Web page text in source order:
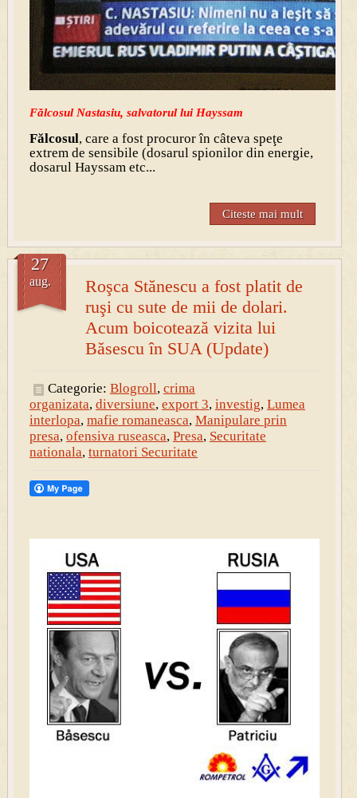
Fălcosul Nastasiu, salvatorul lui Hayssam
Fălcosul, care a fost procuror în câteva speţe
extrem de sensibile (dosarul spionilor din energie,
dosarul Hayssam etc...
Citeste mai mult
Roşca Stănescu a fost platit de
ruşi cu sute de mii de dolari.
Acum boicotează vizita lui
Băsescu în SUA (Update)
27
aug.
Categorie: Blogroll, crima
organizata, diversiune, export 3, investig, Lumea
interlopa, mafie romaneasca, Manipulare prin
presa, ofensiva ruseasca, Presa, Securitate
nationala, turnatori Securitate